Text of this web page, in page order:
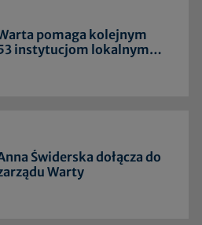
pomaga kolejnym
instytucjom lokalnym
Świderska dołącza do
Warty